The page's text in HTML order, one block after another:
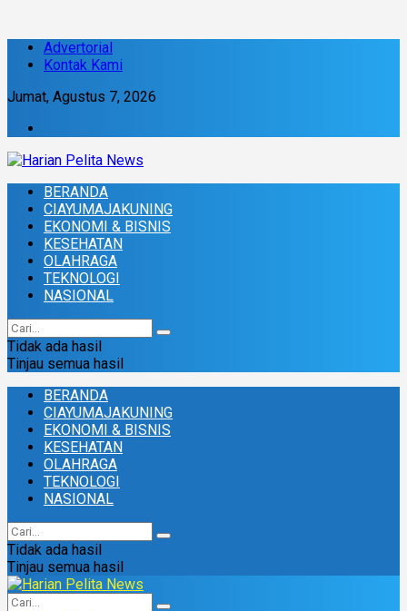
Advertorial
Kontak Kami
Jumat, Agustus 7, 2026
BERANDA
CIAYUMAJAKUNING
EKONOMI & BISNIS
KESEHATAN
OLAHRAGA
TEKNOLOGI
NASIONAL
Tidak ada hasil
Tinjau semua hasil
BERANDA
CIAYUMAJAKUNING
EKONOMI & BISNIS
KESEHATAN
OLAHRAGA
TEKNOLOGI
NASIONAL
Tidak ada hasil
Tinjau semua hasil